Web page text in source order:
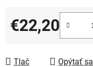
€22,20
Jednotková cena:
Tlač Opýtať sa